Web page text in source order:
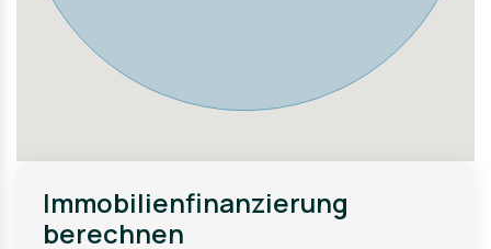
Immobilienfinanzierung
berechnen